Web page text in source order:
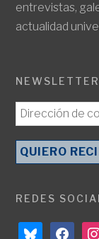
entrevistas,
actualidad
NEWSLETTER
REDES
bluesky